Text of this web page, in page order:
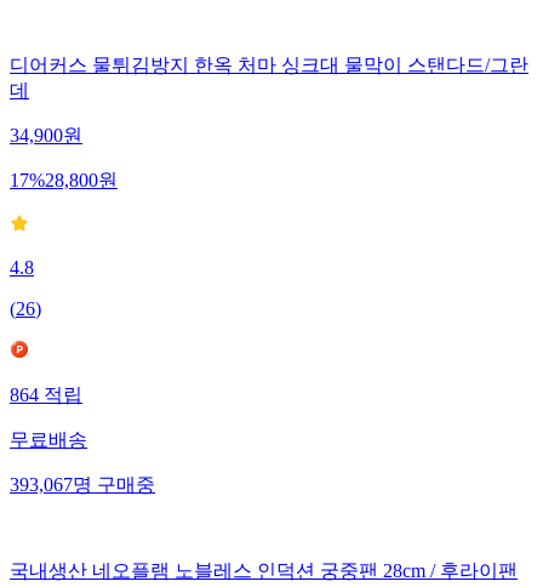
디어커스 물튀김방지 한옥 처마 싱크대 물막이 스탠다드/그란
데
34,900원
17%28,800원
4.8
(26)
864적립
무료배송
393,067명구매중
국내생산 네오플램 노블레스 인덕션 궁중팬 28cm / 후라이팬